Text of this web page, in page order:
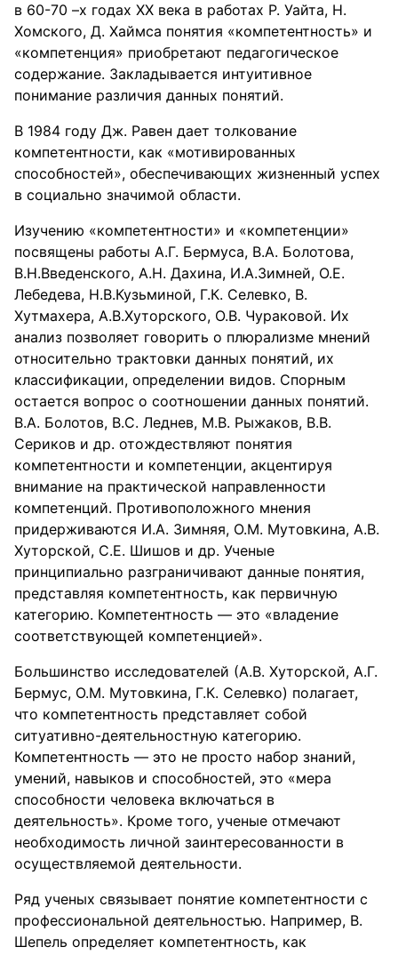
в 60-70 –х годах XX века в работах Р. Уайта, Н.
Хомского, Д. Хаймса понятия «компетентность» и
«компетенция» приобретают педагогическое
содержание. Закладывается интуитивное
понимание различия данных понятий.
В 1984 году Дж. Равен дает толкование
компетентности, как «мотивированных
способностей», обеспечивающих жизненный успех
в социально значимой области.
Изучению «компетентности» и «компетенции»
посвящены работы А.Г. Бермуса, В.А. Болотова,
В.Н.Введенского, А.Н. Дахина, И.А.Зимней, О.Е.
Лебедева, Н.В.Кузьминой, Г.К. Селевко, В.
Хутмахера, А.В.Хуторского, О.В. Чураковой. Их
анализ позволяет говорить о плюрализме мнений
относительно трактовки данных понятий, их
классификации, определении видов. Спорным
остается вопрос о соотношении данных понятий.
В.А. Болотов, В.С. Леднев, М.В. Рыжаков, В.В.
Сериков и др. отождествляют понятия
компетентности и компетенции, акцентируя
внимание на практической направленности
компетенций. Противоположного мнения
придерживаются И.А. Зимняя, О.М. Мутовкина, А.В.
Хуторской, С.Е. Шишов и др. Ученые
принципиально разграничивают данные понятия,
представляя компетентность, как первичную
категорию. Компетентность — это «владение
соответствующей компетенцией».
Большинство исследователей (А.В. Хуторской, А.Г.
Бермус, О.М. Мутовкина, Г.К. Селевко) полагает,
что компетентность представляет собой
ситуативно-деятельностную категорию.
Компетентность — это не просто набор знаний,
умений, навыков и способностей, это «мера
способности человека включаться в
деятельность». Кроме того, ученые отмечают
необходимость личной заинтересованности в
осуществляемой деятельности.
Ряд ученых связывает понятие компетентности с
профессиональной деятельностью. Например, В.
Шепель определяет компетентность, как